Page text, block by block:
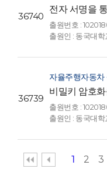
36740
전자 서명을
는 커넥티드
동작 방법
VEHICLES
AND
출원번호 :
출원인 : 동국대
36739
자율주행자동차
비밀키 암호
는 자동차 전
(CAR
METHOD
출원번호 :
출원인 : 동국대
1 2 3